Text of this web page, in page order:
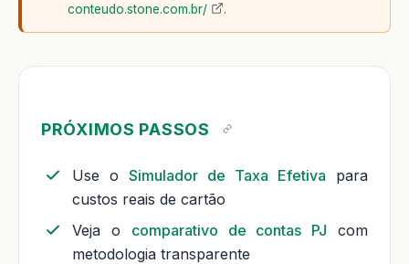
conteudo.stone.com.br/
.
PRÓXIMOS PASSOS
Use o Simulador de Taxa Efetiva para
custos reais de cartão
Veja o comparativo de contas PJ com
metodologia transparente